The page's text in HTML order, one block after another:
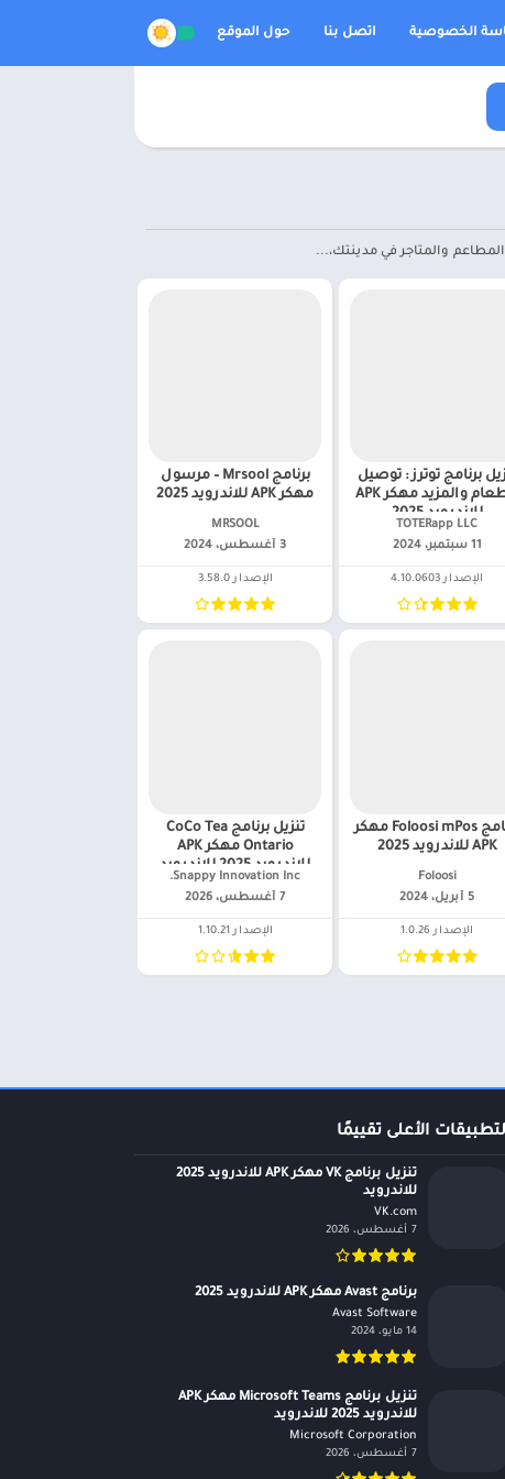
الخصوصية اتصل بنا حول الموقع
والمتاجر في مدينتك،...
برنامج توترز : توصيل
الطعام والمزيد مهكر APK
للاندرويد 2025
TOTERapp LLC‏
11 سبتمبر، 2024
الإصدار 4.10.0603
برنامج Mrsool – مرسول
مهكر APK للاندرويد 2025
MRSOOL‏
3 أغسطس، 2024
الإصدار 3.58.0
برنامج Foloosi mPos مهكر
APK للاندرويد 2025
Foloosi‏
5 أبريل، 2024
الإصدار 1.0.26
تنزيل برنامج CoCo Tea
Ontario مهكر APK
للاندرويد 2025 للاندرويد
Snappy Innovation Inc.‏
7 أغسطس، 2026
الإصدار 1.10.21
الأعلى تقييمًا
تنزيل برنامج VK مهكر APK للاندرويد 2025
للاندرويد
VK.com‏
7 أغسطس، 2026
برنامج Avast مهكر APK للاندرويد 2025
Avast Software‏
14 مايو، 2024
تنزيل برنامج Microsoft Teams مهكر APK
للاندرويد 2025 للاندرويد
Microsoft Corporation‏
7 أغسطس، 2026